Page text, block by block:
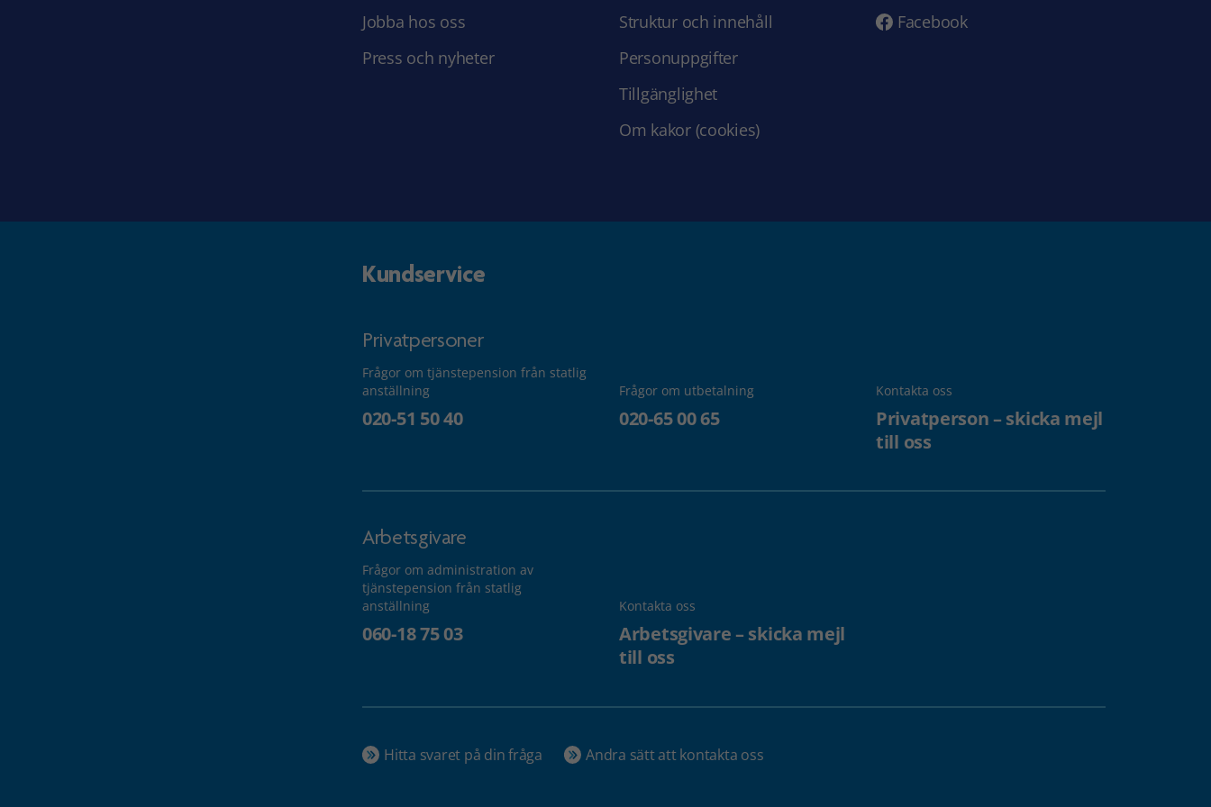
Jobba hos oss
Press och nyheter
Struktur och innehåll
Personuppgifter
Tillgänglighet
Om kakor (cookies)
Facebook
Kundservice
Privatpersoner
Frågor om tjänstepension från statlig
anställning
020-51 50 40
Frågor om utbetalning
020-65 00 65
Kontakta oss
Privatperson – skicka mejl
till oss
Arbetsgivare
Frågor om administration av
tjänstepension från statlig
anställning
060-18 75 03
Kontakta oss
Arbetsgivare – skicka mejl
till oss
Hitta svaret på din fråga Andra sätt att kontakta oss